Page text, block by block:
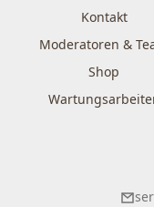
Kontakt
Moderatoren &
Shop